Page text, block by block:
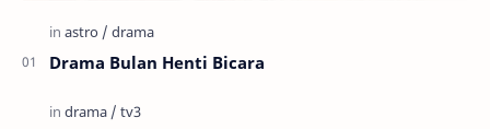
Drama Bulan Henti Bicara